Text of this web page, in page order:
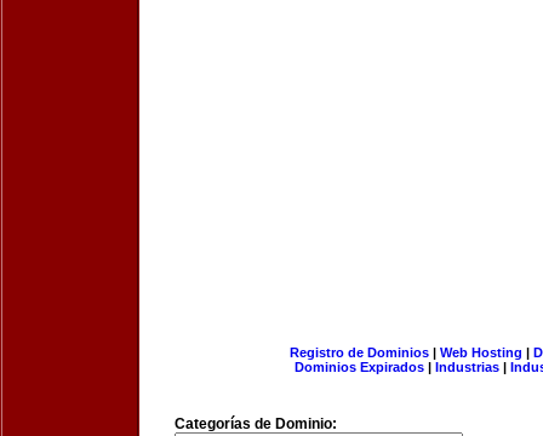
Registro de Dominios| Web Hosting |
Dominios Expirados | Industrias |
Categorías de Dominio: